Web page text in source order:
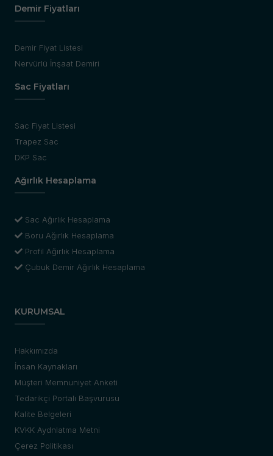
Demir Fiyatları
Demir Fiyat Listesi
Nervürlü İnşaat Demiri
Sac Fiyatları
Sac Fiyat Listesi
Trapez Sac
DKP Sac
Ağırlık Hesaplama
Sac Ağırlık Hesaplama
Boru Ağırlık Hesaplama
Profil Ağırlık Hesaplama
Çubuk Demir Ağırlık Hesaplama
KURUMSAL
Hakkımızda
İnsan Kaynakları
Müşteri Memnuniyet Anketi
Tedarikçi Portalı Başvurusu
Kalite Belgeleri
KVKK Aydnlatma Metni
Çerez Politikası